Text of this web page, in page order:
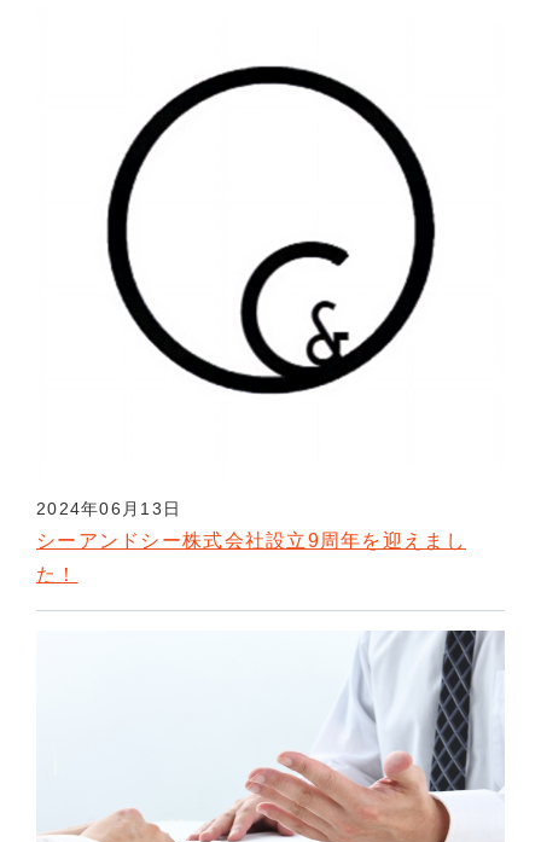
2024年06月13日
シーアンドシー株式会社設立9周年を迎えまし
た！